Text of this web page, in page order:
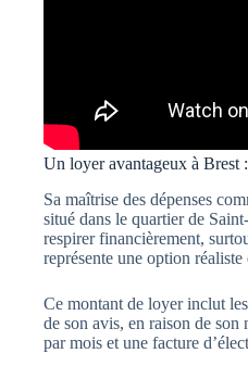
Un loyer avantageux à Brest
Sa maîtrise des dépenses
situé dans le quartier de
respirer financièrement,
représente une option
Ce montant de loyer inclut
de son avis, en raison de
par mois et une facture